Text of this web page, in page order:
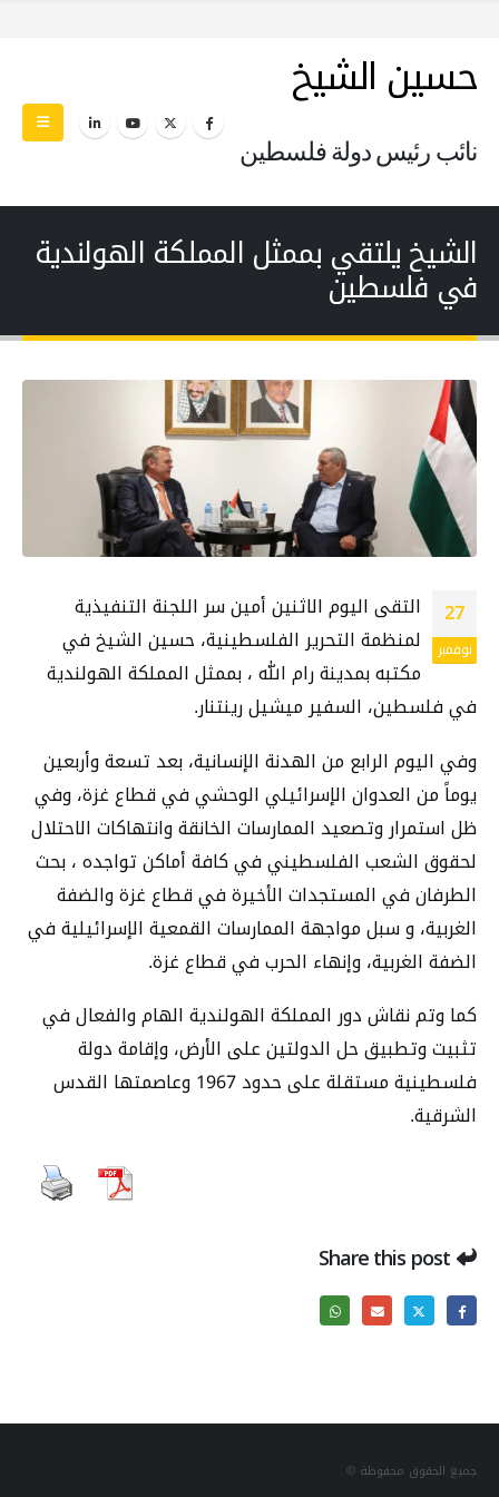
حسين الشيخ
نائب رئيس دولة فلسطين
الشيخ يلتقي بممثل المملكة الهولندية
في فلسطين
27
نوفمبر
التقى اليوم الاثنين أمين سر اللجنة التنفيذية
لمنظمة التحرير الفلسطينية، حسين الشيخ في
مكتبه بمدينة رام الله ، بممثل المملكة الهولندية
في فلسطين، السفير ميشيل رينتنار.
وفي اليوم الرابع من الهدنة الإنسانية، بعد تسعة وأربعين
يوماً من العدوان الإسرائيلي الوحشي في قطاع غزة، وفي
ظل استمرار وتصعيد الممارسات الخانقة وانتهاكات الاحتلال
لحقوق الشعب الفلسطيني في كافة أماكن تواجده ، بحث
الطرفان في المستجدات الأخيرة في قطاع غزة والضفة
الغربية، و سبل مواجهة الممارسات القمعية الإسرائيلية في
الضفة الغربية، وإنهاء الحرب في قطاع غزة.
كما وتم نقاش دور المملكة الهولندية الهام والفعال في
تثبيت وتطبيق حل الدولتين على الأرض، وإقامة دولة
فلسطينية مستقلة على حدود 1967 وعاصمتها القدس
الشرقية.
Share this post
جميع الحقوق محفوظة ©